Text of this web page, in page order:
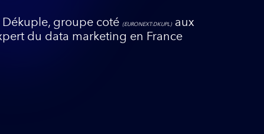
groupe coté (EURONEXT:DKUPL)aux
du data marketing en France